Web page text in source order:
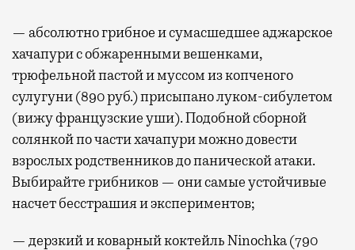
— абсолютно грибное и сумасшедшее аджарское
хачапури с обжаренными вешенками,
трюфельной пастой и муссом из копченого
сулугуни (890 руб.) присыпано луком-сибулетом
(вижу французские уши). Подобной сборной
солянкой по части хачапури можно довести
взрослых родственников до панической атаки.
Выбирайте грибников — они самые устойчивые
насчет бесстрашия и экспериментов;
— дерзкий и коварный коктейль Ninochka (790